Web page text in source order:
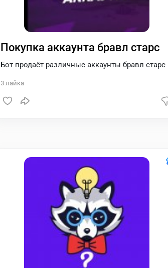
Покупка аккаунта бравл старс
Бот продаёт различные аккаунты бравл старс
3 лайка